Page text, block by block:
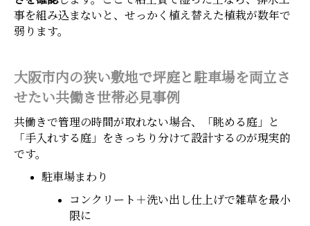
事を組み込まないと、せっかく植え替えた植栽が数年で
弱ります。
大阪市内の狭い敷地で坪庭と駐車場を両立さ
せたい共働き世帯必見事例
共働きで管理の時間が取れない場合、「眺める庭」と
「手入れする庭」をきっちり分けて設計するのが現実的
です。
駐車場まわり
コンクリート＋洗い出し仕上げで雑草を最小
限に